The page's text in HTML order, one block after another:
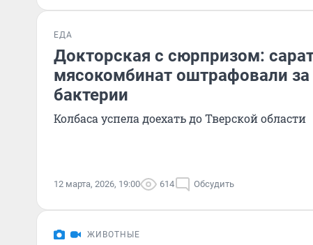
ЕДА
Докторская с сюрпризом:
мясокомбинат оштрафовали
бактерии
Колбаса успела доехать до Тверской области
12 марта, 2026, 19:00 614 Обсудить
ЖИВОТНЫЕ